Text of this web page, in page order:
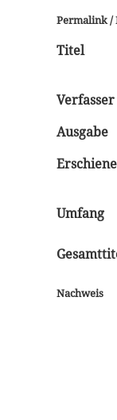
Permalink /
Titel
Verfasser
Ausgabe
Umfang
Nachweis